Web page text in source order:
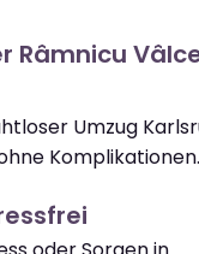
Râmnicu
Umzug
Komplikationen.